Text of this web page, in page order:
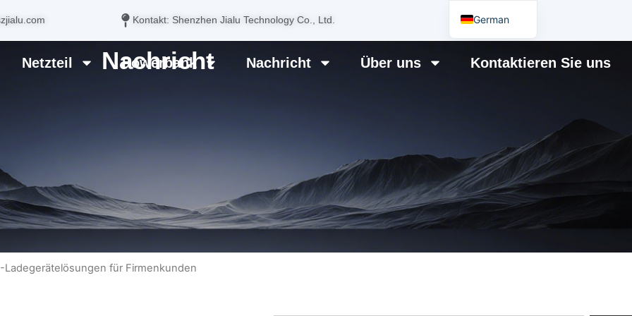
Kontakt: Shenzhen Jialu Technology Co., Ltd.
Netzteil Powerbank Nachricht Über uns Kontaktieren Sie uns
Nachricht
Ladegerätelösungen für Firmenkunden
German
English
Japanese